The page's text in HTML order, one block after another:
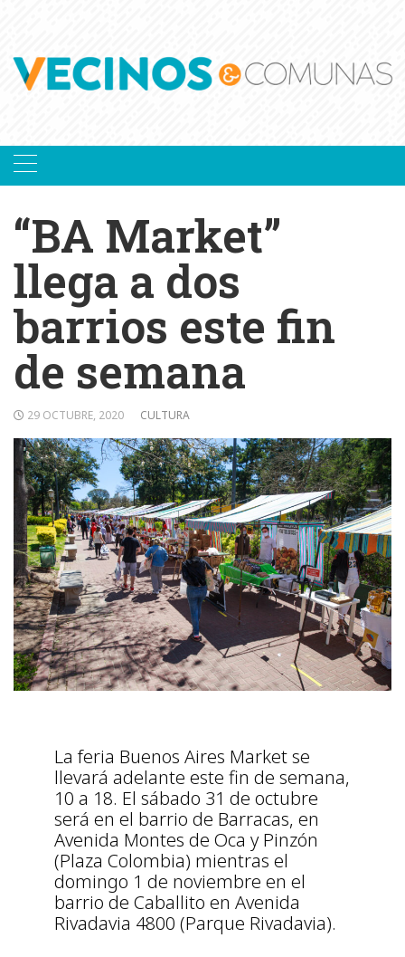
“BA Market”
llega a dos
barrios este fin
de semana
29 OCTUBRE, 2020 CULTURA
La feria Buenos Aires Market se
llevará adelante este fin de semana,
10 a 18. El sábado 31 de octubre
será en el barrio de Barracas, en
Avenida Montes de Oca y Pinzón
(Plaza Colombia) mientras el
domingo 1 de noviembre en el
barrio de Caballito en Avenida
Rivadavia 4800 (Parque Rivadavia).